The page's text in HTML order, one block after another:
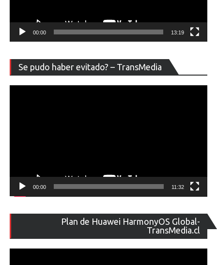
00:00 13:19
Se pudo haber evitado? – TransMedia
de
00:00 11:32
Plan de Huawei HarmonyOS Global-
TransMedia.cl
de